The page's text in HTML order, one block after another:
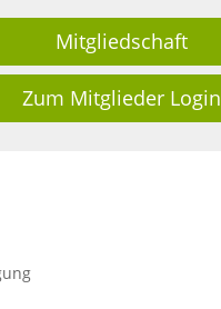
Mitgliedschaft
Zum Mitglieder Login